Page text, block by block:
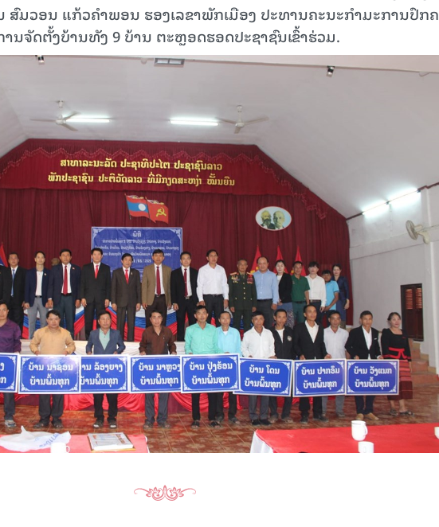
ສົມວອນ ແກ້ວຄຳພອນ ຮອງເລຂາພັກເມືອງ ປະທານຄະນະກຳມະການປົກ
ນຈັດຕັ້ງບ້ານທັງ 9 ບ້ານ ຕະຫຼອດຮອດປະຊາຊົນເຂົ້າຮ່ວມ.
15.040(07-08-2026) 15.039(06-08-